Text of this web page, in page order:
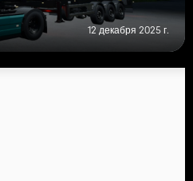
12 декабря 2025 г.